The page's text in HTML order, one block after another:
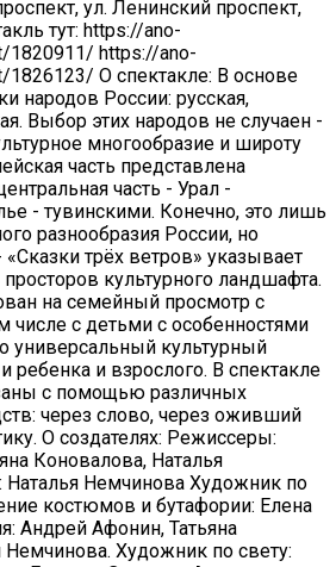
ул. Ленинский проспект,
тут: https://ano-
1820911/ https://ano-
1826123/ О спектакле: В основе
народов России: русская,
Выбор этих народов не случаен -
многообразие и широту
часть представлена
часть - Урал -
- тувинскими. Конечно, это лишь
разнообразия России, но
«Сказки трёх ветров» указывает
культурного ландшафта.
на семейный просмотр с
числе с детьми с особенностями
универсальный культурный
ребенка и взрослого. В спектакле
с помощью различных
через слово, через оживший
О создателях: Режиссеры:
Коновалова, Наталья
Немчинова Художник по
костюмов и бутафории: Елена
Андрей Афонин, Татьяна
Немчинова. Художник по свету: